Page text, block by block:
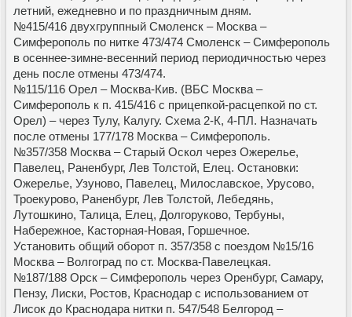
летний, ежедневно и по праздничным дням.
№415/416 двухгруппный Смоленск – Москва –
Симферополь по нитке 473/474 Смоленск – Симферополь
в осеннее-зимне-весенний период периодичностью через
день после отмены 473/474.
№115/116 Орел – Москва-Кив. (ВБС Москва –
Симферополь к п. 415/416 с прицепкой-расцепкой по ст.
Орел) – через Тулу, Калугу. Схема 2-К, 4-ПЛ. Назначать
после отмены 177/178 Москва – Симферополь.
№357/358 Москва – Старый Оскол через Ожерелье,
Павелец, Раненбург, Лев Толстой, Елец. Остановки:
Ожерелье, Узуново, Павелец, Милославское, Урусово,
Троекурово, Раненбург, Лев Толстой, Лебедянь,
Лутошкино, Талица, Елец, Долгоруково, Тербуны,
Набережное, Касторная-Новая, Горшечное.
Установить общий оборот п. 357/358 с поездом №15/16
Москва – Волгоград по ст. Москва-Павелецкая.
№187/188 Орск – Симферополь через Оренбург, Самару,
Пензу, Лиски, Ростов, Краснодар с использованием от
Лисок до Краснодара нитки п. 547/548 Белгород –